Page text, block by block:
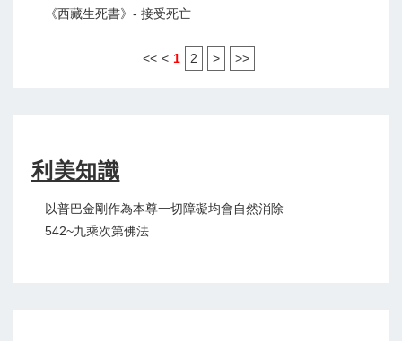
《西藏生死書》- 接受死亡
<< < 1 2 > >>
利美知識
以普巴金剛作為本尊一切障礙均會自然消除
542~九乘次第佛法